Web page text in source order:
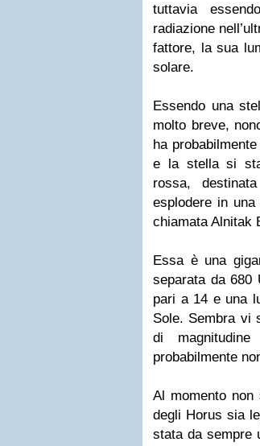
tuttavia
radiazione
fattore, la sua
solare.
Essendo una
molto breve,
ha
e la stella si sta
rossa,
esplodere in una
chiamata Alnitak
Essa è una
separata da 680
pari a 14 e una
Sole. Sembra vi
di
probabilmente
Al momento
degli Horus sia
stata da sempre